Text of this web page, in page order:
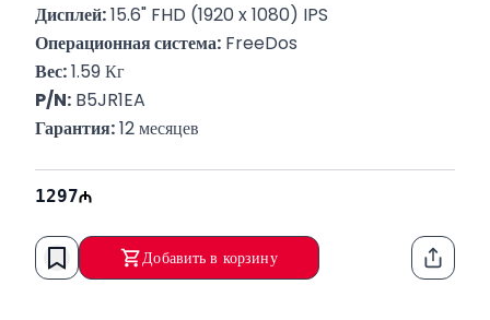
Дисплей: 15.6" FHD (1920 x 1080) IPS
Операционная система: FreeDos
Вес: 1.59 Кг
P/N: B5JR1EA
Гарантия: 12 месяцев
1297
Добавить в корзину